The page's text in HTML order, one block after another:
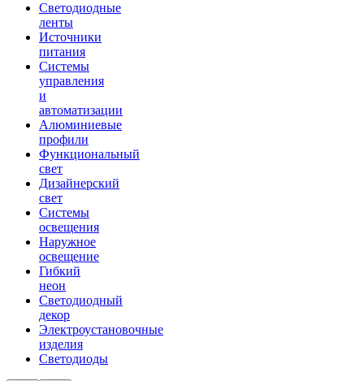
Светодиодные
ленты
Источники
питания
Системы
управления
и
автоматизации
Алюминиевые
профили
Функциональный
свет
Дизайнерский
свет
Системы
освещения
Наружное
освещение
Гибкий
неон
Светодиодный
декор
Электроустановочные
изделия
Светодиоды